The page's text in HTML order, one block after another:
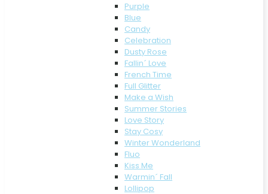
Purple
Blue
Candy
Celebration
Dusty Rose
Fallin´ Love
French Time
Full Glitter
Make a Wish
Summer Stories
Love Story
Stay Cosy
Winter Wonderland
Fluo
Kiss Me
Warmin´ Fall
Lollipop